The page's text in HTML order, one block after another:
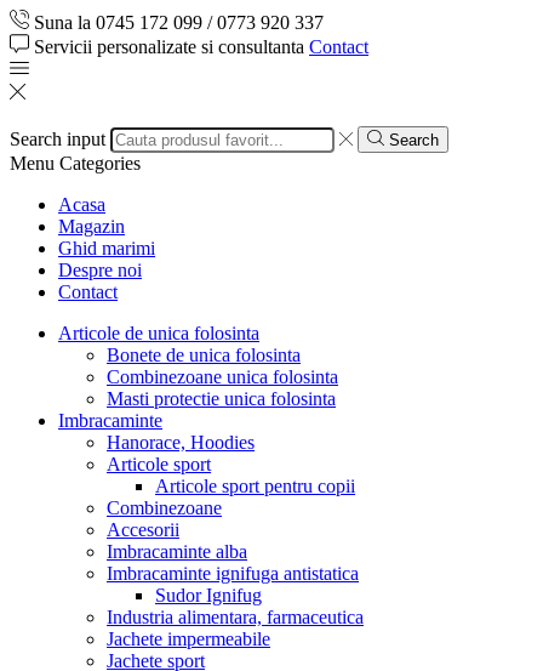
Suna la 0745 172 099 / 0773 920 337
Servicii personalizate si consultanta Contact
Search input Search
Menu Categories
Acasa
Magazin
Ghid marimi
Despre noi
Contact
Articole de unica folosinta
Bonete de unica folosinta
Combinezoane unica folosinta
Masti protectie unica folosinta
Imbracaminte
Hanorace, Hoodies
Articole sport
Articole sport pentru copii
Combinezoane
Accesorii
Imbracaminte alba
Imbracaminte ignifuga antistatica
Sudor Ignifug
Industria alimentara, farmaceutica
Jachete impermeabile
Jachete sport